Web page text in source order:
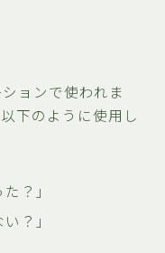
ョンで使われま
下のように使用し
？」
？」